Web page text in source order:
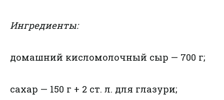
Ингредиенты:
домашний кисломолочный сыр — 700 г;
сахар — 150 г + 2 ст. л. для глазури;